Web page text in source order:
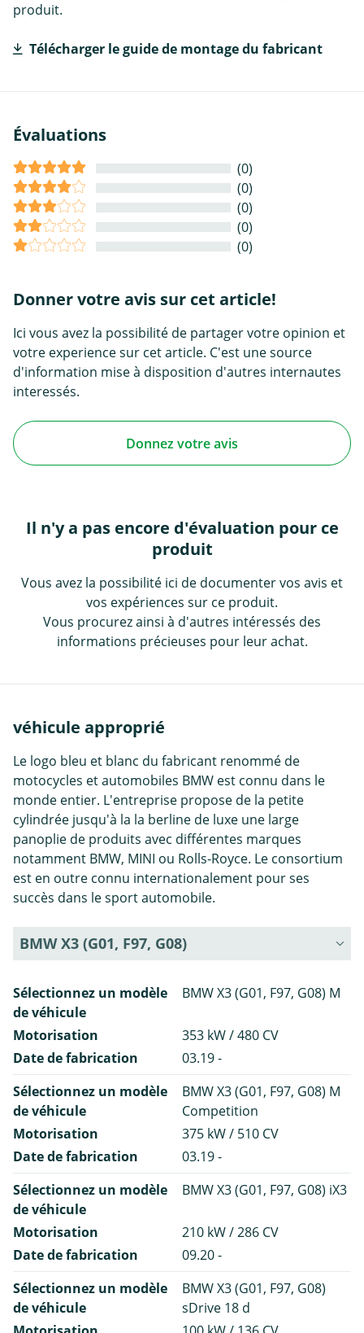
produit.
Télécharger le guide de montage du fabricant
Évaluations
(0)
(0)
(0)
(0)
(0)
Donner votre avis sur cet article!
Ici vous avez la possibilité de partager votre opinion et
votre experience sur cet article. C'est une source
d'information mise à disposition d'autres internautes
interessés.
Donnez votre avis
Il n'y a pas encore d'évaluation pour ce
produit
Vous avez la possibilité ici de documenter vos avis et
vos expériences sur ce produit.
Vous procurez ainsi à d'autres intéressés des
informations précieuses pour leur achat.
véhicule approprié
Le logo bleu et blanc du fabricant renommé de
motocycles et automobiles BMW est connu dans le
monde entier. L'entreprise propose de la petite
cylindrée jusqu'à la la berline de luxe une large
panoplie de produits avec différentes marques
notamment BMW, MINI ou Rolls-Royce. Le consortium
est en outre connu internationalement pour ses
succès dans le sport automobile.
BMW X3 (G01, F97, G08)
Sélectionnez un modèle
de véhicule
BMW X3 (G01, F97, G08) M
Motorisation
353 kW / 480 CV
Date de fabrication
03.19 -
Sélectionnez un modèle
de véhicule
BMW X3 (G01, F97, G08) M
Competition
Motorisation
375 kW / 510 CV
Date de fabrication
03.19 -
Sélectionnez un modèle
de véhicule
BMW X3 (G01, F97, G08) iX3
Motorisation
210 kW / 286 CV
Date de fabrication
09.20 -
Sélectionnez un modèle
de véhicule
BMW X3 (G01, F97, G08)
sDrive 18 d